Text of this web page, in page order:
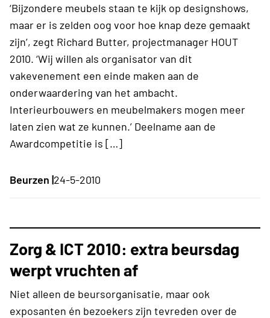
‘Bijzondere meubels staan te kijk op designshows,
maar er is zelden oog voor hoe knap deze gemaakt
zijn’, zegt Richard Butter, projectmanager HOUT
2010. ‘Wij willen als organisator van dit
vakevenement een einde maken aan de
onderwaardering van het ambacht.
Interieurbouwers en meubelmakers mogen meer
laten zien wat ze kunnen.’ Deelname aan de
Awardcompetitie is […]
Beurzen |24-5-2010
Zorg & ICT 2010: extra beursdag
werpt vruchten af
Niet alleen de beursorganisatie, maar ook
exposanten én bezoekers zijn tevreden over de